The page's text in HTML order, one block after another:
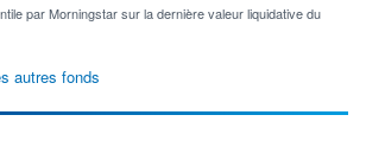
par Morningstar sur la dernière valeur liquidative du
autres fonds